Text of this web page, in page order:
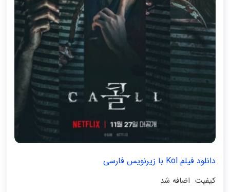
دانلود فیلم Kol با زیرنویس فارسی
کیفیت اضافه شد